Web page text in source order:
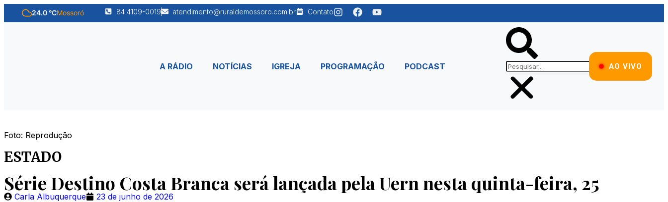
24.0 °CMossoró 84 4109-0019 atendimento@ruraldemossoro.com.br Contato
A RÁDIO NOTÍCIAS IGREJA PROGRAMAÇÃO PODCAST AO VIVO
Foto: Reprodução
ESTADO
Série Destino Costa Branca será lançada pela Uern nesta quinta-feira, 25
Carla Albuquerque
23 de junho de 2026